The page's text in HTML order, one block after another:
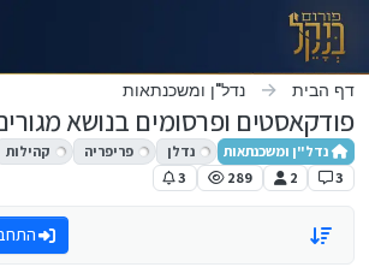
דילוג לתוכן
דף הבית נדל"ן ומשכנתאות
פודקאסטים ופרסומים בנושא
נדל"ן ומשכנתאות נדלן פריפריה קהילות
3
2
289
3